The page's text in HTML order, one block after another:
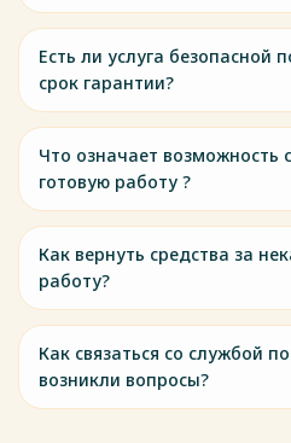
Есть ли услуга безопасной
срок гарантии?
Что означает возможность
готовую работу ?
Как вернуть средства за
работу?
Как связаться со службой
возникли вопросы?